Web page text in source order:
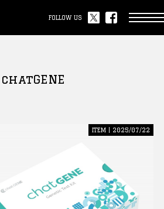
FOLLOW US
chatGENE
ITEM | 2025/07/22